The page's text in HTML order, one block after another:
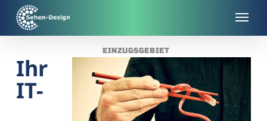
main
EINZUGSGEBIET
Ihr
IT-